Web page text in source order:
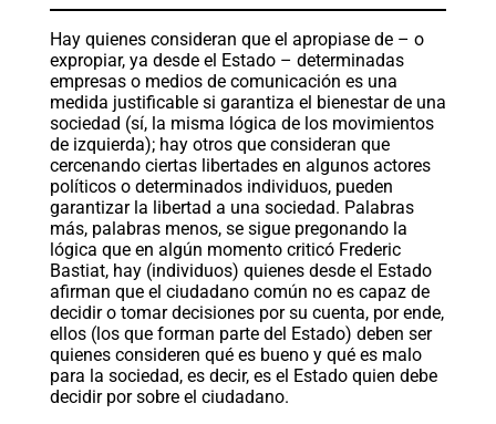
Hay quienes consideran que el apropiase de – o
expropiar, ya desde el Estado – determinadas
empresas o medios de comunicación es una
medida justificable si garantiza el bienestar de una
sociedad (sí, la misma lógica de los movimientos
de izquierda); hay otros que consideran que
cercenando ciertas libertades en algunos actores
políticos o determinados individuos, pueden
garantizar la libertad a una sociedad. Palabras
más, palabras menos, se sigue pregonando la
lógica que en algún momento criticó Frederic
Bastiat, hay (individuos) quienes desde el Estado
afirman que el ciudadano común no es capaz de
decidir o tomar decisiones por su cuenta, por ende,
ellos (los que forman parte del Estado) deben ser
quienes consideren qué es bueno y qué es malo
para la sociedad, es decir, es el Estado quien debe
decidir por sobre el ciudadano.